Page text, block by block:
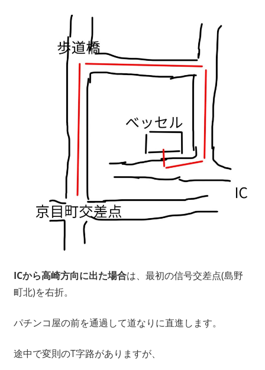
ICから高崎方向に出た場合は、最初の信号交差点(島野
町北)を右折。
パチンコ屋の前を通過して道なりに直進します。
途中で変則のT字路がありますが、